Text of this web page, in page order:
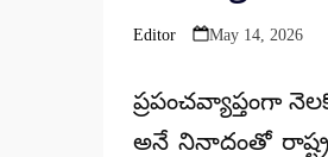
Posted
Editor May 14, 2026
ప్రపంచవ్యాప్తంగా
అనే నినాదంతో